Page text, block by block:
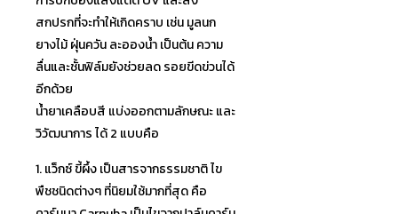
สกปรกที่จะทำให้เกิดคราบ เช่น มูลนก
ยางไม้ ฝุ่นควัน ละอองน้ำ เป็นต้น ความ
ลื่นและชั้นฟิล์มยังช่วยลด รอยขีดข่วนได้
อีกด้วย
น้ำยาเคลือบสี แบ่งออกตามลักษณะ และ
วิวัฒนาการ ได้ 2 แบบคือ
1. แว็กซ์ ขี้ผึ้ง เป็นสารจากธรรมชาติ ไข
พืชชนิดต่างๆ ที่นิยมใช้มากที่สุด คือ